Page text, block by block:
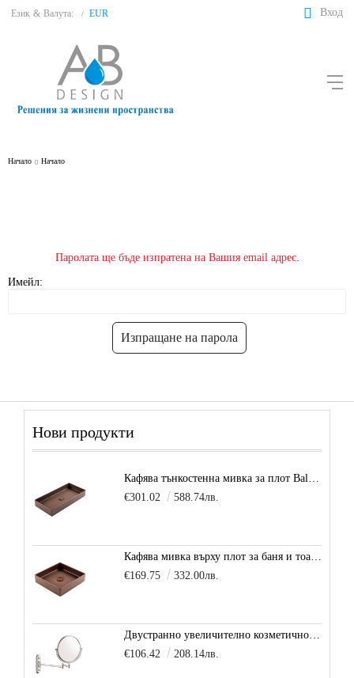
Език & Валута: / EUR Вход
Начало Начало
Паролата ще бъде изпратена на Вашия email адрес.
Имейл:
Нови продукти
€301.02
588.74лв.
Кафява мивка върху плот за баня и тоалетна Decente, цвят - карамел
€169.75
332.00лв.
Двустранно увеличително козметично огледало за баня Vitra Arkitekt
€106.42
208.14лв.